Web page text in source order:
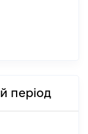
період